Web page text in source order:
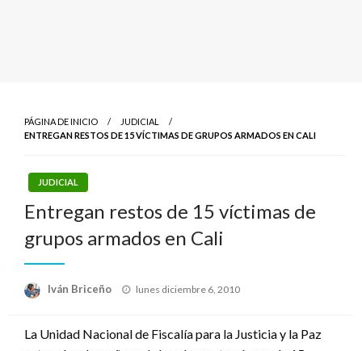
PÁGINA DE INICIO
JUDICIAL
ENTREGAN RESTOS DE 15 VÍCTIMAS DE GRUPOS ARMADOS EN CALI
JUDICIAL
Entregan restos de 15 víctimas de
grupos armados en Cali
Iván Briceño
Publicado
lunes diciembre 6, 2010
La Unidad Nacional de Fiscalía para la Justicia y la Paz